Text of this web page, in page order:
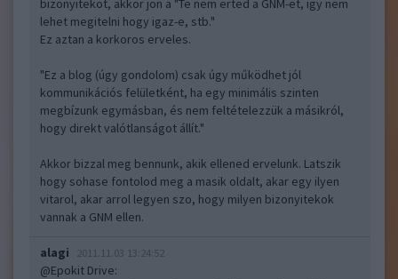
bizonyitekot, akkor jon a "Te nem erted a GNM-et, igy nem
lehet megitelni hogy igaz-e, stb."
Ez aztan a korkoros erveles.
"Ez a blog (úgy gondolom) csak úgy működhet jól
kommunikációs felületként, ha egy minimális szinten
megbízunk egymásban, és nem feltételezzük a másikról,
hogy direkt valótlanságot állít."
Akkor bizzal meg bennunk, akik ellened ervelunk. Latszik
hogy sohase fontolod meg a masik oldalt, akar egy ilyen
vitarol, akar arrol legyen szo, hogy milyen bizonyitekok
vannak a GNM ellen.
alagi 2011.11.03 13:24:52
@Epokit Drive: